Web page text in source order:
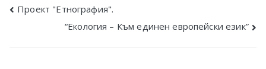
Post
navigation
Проект "Етнография".
“Екология – Към единен европейски език”